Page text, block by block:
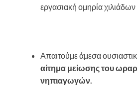
εργασιακή ομηρία
Απαιτούμε άμεσα
αίτημα μείωσης του
νηπιαγωγών.